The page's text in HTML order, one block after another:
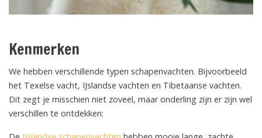
Kenmerken
We hebben verschillende typen schapenvachten. Bijvoorbeeld
het Texelse vacht, IJslandse vachten en Tibetaanse vachten.
Dit zegt je misschien niet zoveel, maar onderling zijn er zijn wel
verschillen te ontdekken: